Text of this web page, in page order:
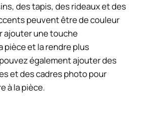
des tapis, des rideaux et des
peuvent être de couleur
ajouter une touche
pièce et la rendre plus
également ajouter des
et des cadres photo pour
à la pièce.